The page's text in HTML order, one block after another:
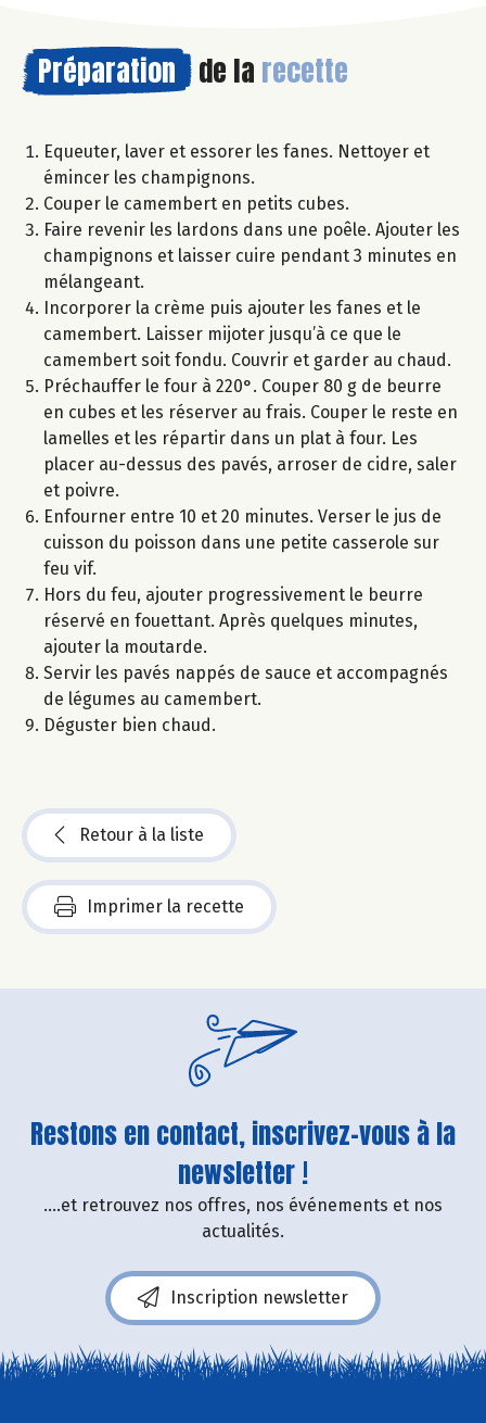
Préparation de la recette
Equeuter, laver et essorer les fanes. Nettoyer et
émincer les champignons.
Couper le camembert en petits cubes.
Faire revenir les lardons dans une poêle. Ajouter les
champignons et laisser cuire pendant 3 minutes en
mélangeant.
Incorporer la crème puis ajouter les fanes et le
camembert. Laisser mijoter jusqu’à ce que le
camembert soit fondu. Couvrir et garder au chaud.
Préchauffer le four à 220°. Couper 80 g de beurre
en cubes et les réserver au frais. Couper le reste en
lamelles et les répartir dans un plat à four. Les
placer au-dessus des pavés, arroser de cidre, saler
et poivre.
Enfourner entre 10 et 20 minutes. Verser le jus de
cuisson du poisson dans une petite casserole sur
feu vif.
Hors du feu, ajouter progressivement le beurre
réservé en fouettant. Après quelques minutes,
ajouter la moutarde.
Servir les pavés nappés de sauce et accompagnés
de légumes au camembert.
Déguster bien chaud.
Retour à la liste
Imprimer la recette
Restons en contact, inscrivez-vous à la
newsletter !
....et retrouvez nos offres, nos événements et nos
actualités.
Inscription newsletter